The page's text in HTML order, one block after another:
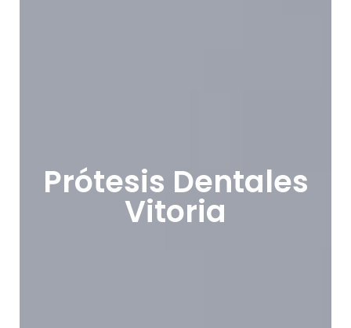
Prótesis Dentales
Vitoria